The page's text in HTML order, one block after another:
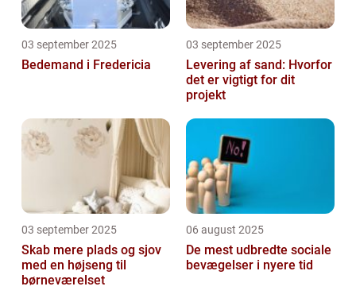
03 september 2025
Bedemand i Fredericia
03 september 2025
Levering af sand: Hvorfor
det er vigtigt for dit
projekt
03 september 2025
Skab mere plads og sjov
med en højseng til
børneværelset
06 august 2025
De mest udbredte sociale
bevægelser i nyere tid